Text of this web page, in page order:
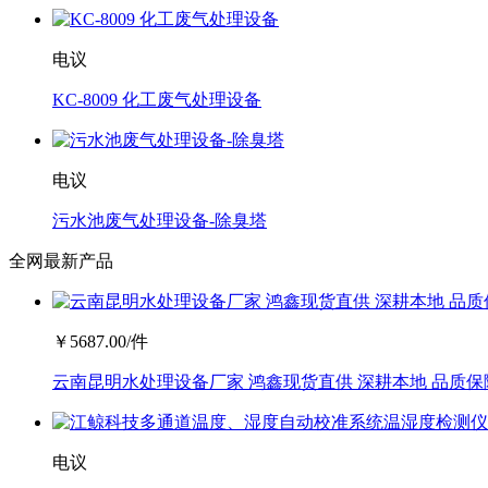
电议
KC-8009 化工废气处理设备
电议
污水池废气处理设备-除臭塔
全网最新产品
￥ 5687.00/件
云南昆明水处理设备厂家 鸿鑫现货直供 深耕本地 品质保
电议